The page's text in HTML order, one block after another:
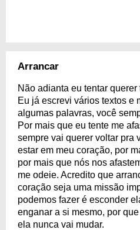
Arrancar
Não adianta eu tentar
Eu já escrevi vários textos e
algumas palavras, você
Por mais que eu tente me
sempre vai querer voltar pra
estar em meu coração, por
por mais que nós nos
me odeie. Acredito que
coração seja uma missão
podemos fazer é esconder
enganar a si mesmo, por
ela nunca vai mudar.